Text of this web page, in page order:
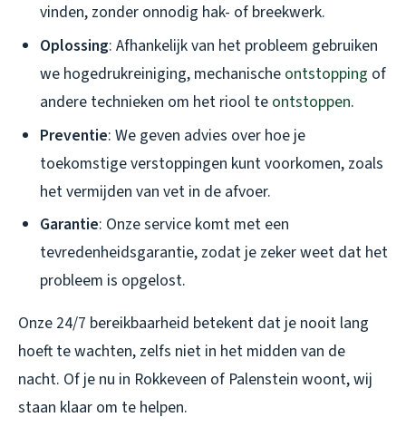
vinden, zonder onnodig hak- of breekwerk.
Oplossing: Afhankelijk van het probleem gebruiken
we hogedrukreiniging, mechanische ontstopping of
andere technieken om het riool te ontstoppen.
Preventie: We geven advies over hoe je
toekomstige verstoppingen kunt voorkomen, zoals
het vermijden van vet in de afvoer.
Garantie: Onze service komt met een
tevredenheidsgarantie, zodat je zeker weet dat het
probleem is opgelost.
Onze 24/7 bereikbaarheid betekent dat je nooit lang
hoeft te wachten, zelfs niet in het midden van de
nacht. Of je nu in Rokkeveen of Palenstein woont, wij
staan klaar om te helpen.